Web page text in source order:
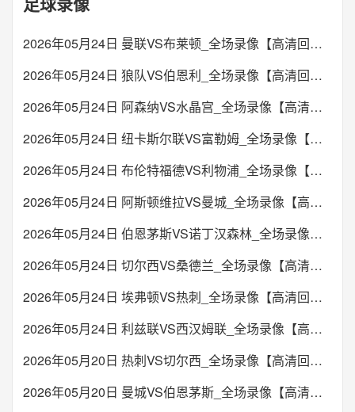
2026年05月24日 曼联VS布莱顿_全场录像【高清回放】
2026年05月24日 狼队VS伯恩利_全场录像【高清回放】
2026年05月24日 阿森纳VS水晶宫_全场录像【高清回放】
2026年05月24日 纽卡斯尔联VS富勒姆_全场录像【高清回放】
2026年05月24日 布伦特福德VS利物浦_全场录像【高清回放】
2026年05月24日 阿斯顿维拉VS曼城_全场录像【高清回放】
2026年05月24日 伯恩茅斯VS诺丁汉森林_全场录像【高清回放】
2026年05月24日 切尔西VS桑德兰_全场录像【高清回放】
2026年05月24日 埃弗顿VS热刺_全场录像【高清回放】
2026年05月24日 利兹联VS西汉姆联_全场录像【高清回放】
2026年05月20日 热刺VS切尔西_全场录像【高清回放】
2026年05月20日 曼城VS伯恩茅斯_全场录像【高清回放】